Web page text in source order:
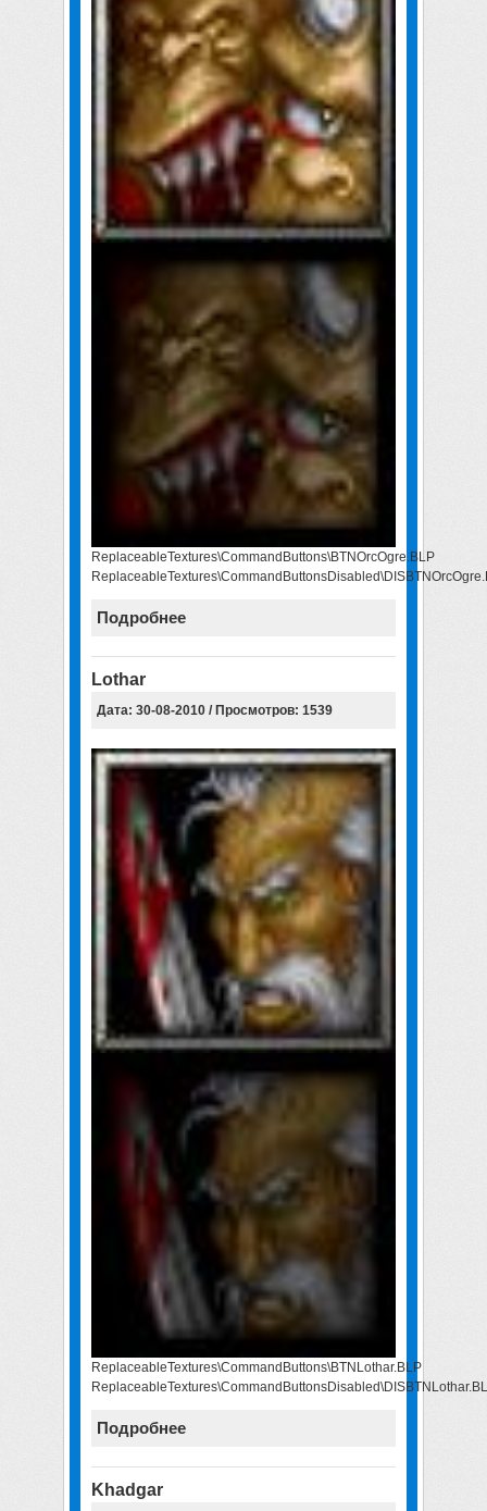
ReplaceableTextures\CommandButtons\BTNOrcOgre.BLP
Подробнее
Lothar
Дата: 30-08-2010 / Просмотров: 1539
ReplaceableTextures\CommandButtons\BTNLothar.BLP
Подробнее
Khadgar